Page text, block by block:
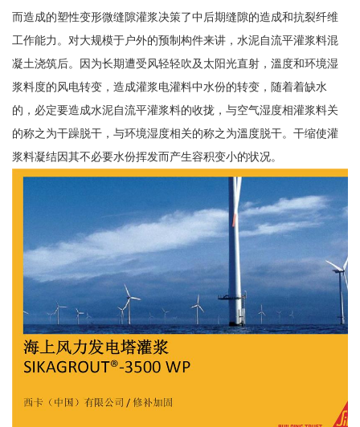
而造成的塑性变形微缝隙灌浆决策了中后期缝隙的造成和抗裂纤维
工作能力。对大规模于户外的预制构件来讲，水泥自流平灌浆料混
凝土浇筑后。因为长期遭受风轻轻吹及太阳光直射，溫度和环境湿
浆料度的风电转变，造成灌浆电灌料中水份的转变，随着着缺水
的，必定要造成水泥自流平灌浆料的收拢，与空气湿度相灌浆料关
的称之为干躁脱干，与环境湿度相关的称之为溫度脱干。干缩使灌
浆料凝结因其不必要水份挥发而产生容积变小的状况。